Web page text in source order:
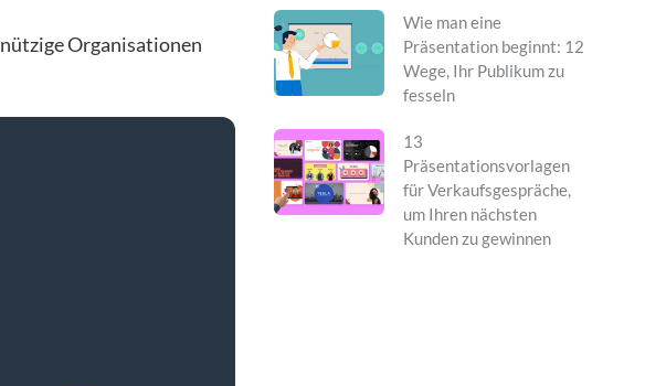
Organisationen
Wie man eine
Präsentation beginnt: 12
Wege, Ihr Publikum zu
fesseln
13
Präsentationsvorlagen
für Verkaufsgespräche,
um Ihren nächsten
Kunden zu gewinnen